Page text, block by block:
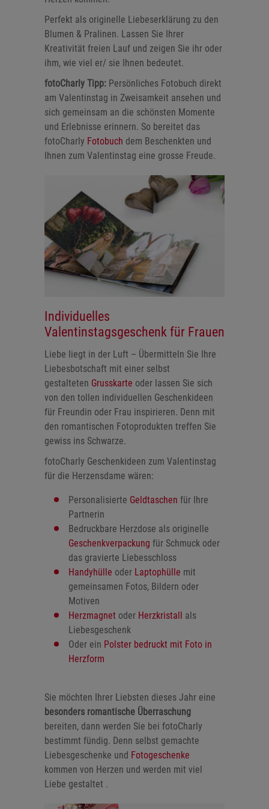
Perfekt als originelle Liebeserklärung zu den
Blumen & Pralinen. Lassen Sie Ihrer
Kreativität freien Lauf und zeigen Sie ihr oder
ihm, wie viel er/ sie Ihnen bedeutet.
fotoCharly Tipp: Persönliches Fotobuch direkt
am Valentinstag in Zweisamkeit ansehen und
sich gemeinsam an die schönsten Momente
und Erlebnisse erinnern. So bereitet das
fotoCharly Fotobuch dem Beschenkten und
Ihnen zum Valentinstag eine grosse Freude.
Individuelles
Valentinstagsgeschenk für Frauen
Liebe liegt in der Luft – Übermitteln Sie Ihre
Liebesbotschaft mit einer selbst
gestalteten Grusskarte oder lassen Sie sich
von den tollen individuellen Geschenkideen
für Freundin oder Frau inspirieren. Denn mit
den romantischen Fotoprodukten treffen Sie
gewiss ins Schwarze.
fotoCharly Geschenkideen zum Valentinstag
für die Herzensdame wären:
Personalisierte Geldtaschen für Ihre
Partnerin
Bedruckbare Herzdose als originelle
Geschenkverpackung für Schmuck oder
das gravierte Liebesschloss
Handyhülle oder Laptophülle mit
gemeinsamen Fotos, Bildern oder
Motiven
Herzmagnet oder Herzkristall als
Liebesgeschenk
Oder ein Polster bedruckt mit Foto in
Herzform
Sie möchten Ihrer Liebsten dieses Jahr eine
besonders romantische Überraschung
bereiten, dann werden Sie bei fotoCharly
bestimmt fündig. Denn selbst gemachte
Liebesgeschenke und Fotogeschenke
kommen von Herzen und werden mit viel
Liebe gestaltet .